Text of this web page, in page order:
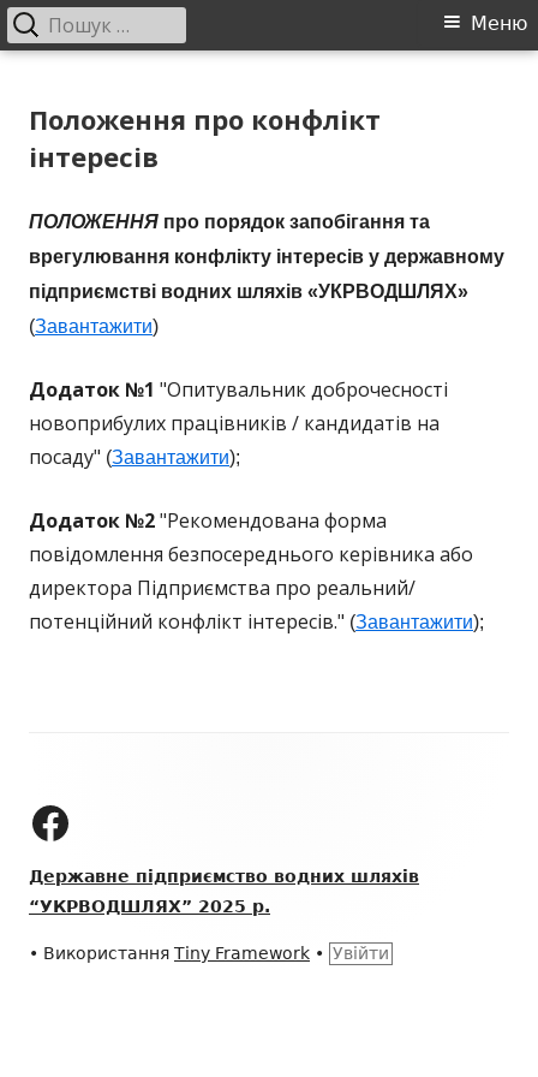
Головне
Меню
Пошук:
Положення про конфлікт
інтересів
ПОЛОЖЕННЯ про порядок запобігання та
врегулювання конфлікту інтересів у державному
підприємстві водних шляхів «УКРВОДШЛЯХ»
(Завантажити)
Додаток №1 "Опитувальник доброчесності
новоприбулих працівників / кандидатів на
посаду" (Завантажити);
Додаток №2"Рекомендована форма
повідомлення безпосереднього керівника або
директора Підприємства про реальний/
потенційний конфлікт інтересів." (Завантажити);
колонтитулу
ДП "УКРВОДШЛЯХ" на Facebook
Державне підприємство водних шляхів
“УКРВОДШЛЯХ” 2025 р.
• Використання Tiny Framework • Увійти